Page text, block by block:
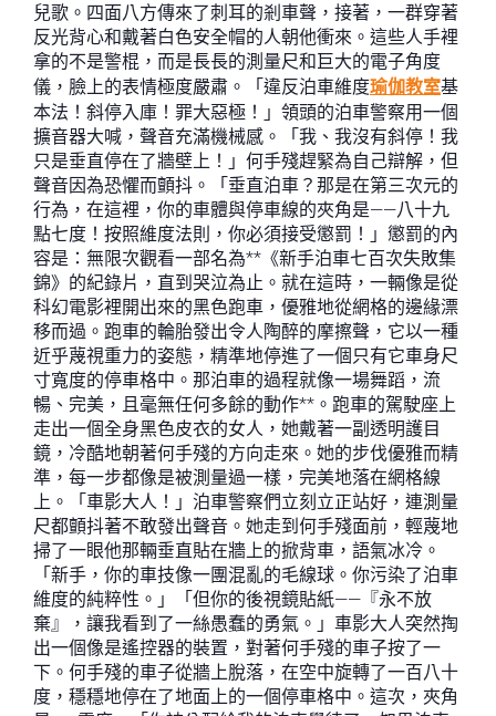
兒歌。四面八方傳來了刺耳的剎車聲，接著，一群穿著
反光背心和戴著白色安全帽的人朝他衝來。這些人手裡
拿的不是警棍，而是長長的測量尺和巨大的電子角度
儀，臉上的表情極度嚴肅。「違反泊車維度瑜伽教室基
本法！斜停入庫！罪大惡極！」領頭的泊車警察用一個
擴音器大喊，聲音充滿機械感。「我、我沒有斜停！我
只是垂直停在了牆壁上！」何手殘趕緊為自己辯解，但
聲音因為恐懼而顫抖。「垂直泊車？那是在第三次元的
行為，在這裡，你的車體與停車線的夾角是——八十九
點七度！按照維度法則，你必須接受懲罰！」懲罰的內
容是：無限次觀看一部名為**《新手泊車七百次失敗集
錦》的紀錄片，直到哭泣為止。就在這時，一輛像是從
科幻電影裡開出來的黑色跑車，優雅地從網格的邊緣漂
移而過。跑車的輪胎發出令人陶醉的摩擦聲，它以一種
近乎蔑視重力的姿態，精準地停進了一個只有它車身尺
寸寬度的停車格中。那泊車的過程就像一場舞蹈，流
暢、完美，且毫無任何多餘的動作**。跑車的駕駛座上
走出一個全身黑色皮衣的女人，她戴著一副透明護目
鏡，冷酷地朝著何手殘的方向走來。她的步伐優雅而精
準，每一步都像是被測量過一樣，完美地落在網格線
上。「車影大人！」泊車警察們立刻立正站好，連測量
尺都顫抖著不敢發出聲音。她走到何手殘面前，輕蔑地
掃了一眼他那輛垂直貼在牆上的掀背車，語氣冰冷。
「新手，你的車技像一團混亂的毛線球。你污染了泊車
維度的純粹性。」「但你的後視鏡貼紙——『永不放
棄』，讓我看到了一絲愚蠢的勇氣。」車影大人突然掏
出一個像是遙控器的裝置，對著何手殘的車子按了一
下。何手殘的車子從牆上脫落，在空中旋轉了一百八十
度，穩穩地停在了地面上的一個停車格中。這次，夾角